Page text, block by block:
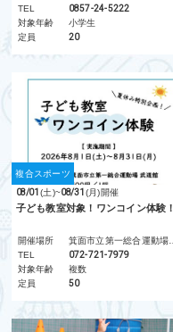
TEL
0857-24-5222
対象年齢
小学生
定員
20
複合スポーツ
08/01(土)~08/31 (月)開催
子ども教室対象！ワンコイン体験！
開催場所
TEL
072-721-7979
対象年齢
複数
定員
50